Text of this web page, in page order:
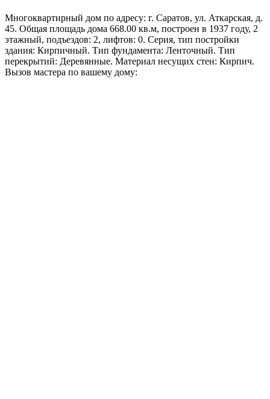
Многоквартирный дом по адресу: г. Саратов, ул. Аткарская, д.
45. Общая площадь дома 668.00 кв.м, построен в 1937 году, 2
этажный, подъездов: 2, лифтов: 0. Серия, тип постройки
здания: Кирпичный. Тип фундамента: Ленточный. Тип
перекрытий: Деревянные. Материал несущих стен: Кирпич.
Вызов мастера по вашему дому: